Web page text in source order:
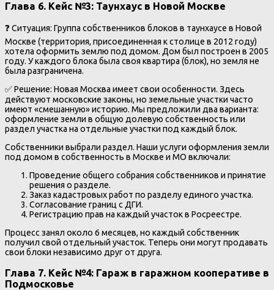
Глава 6. Кейс №3: Таунхаус в Новой Москве
❓ Ситуация: Группа собственников блоков в таунхаусе в Новой
Москве (территория, присоединенная к столице в 2012 году)
хотела оформить землю под домом. Дом был построен в 2005
году. У каждого блока была своя квартира (блок), но земля не
была разграничена.
✅ Решение: Новая Москва имеет свои особенности. Здесь
действуют московские законы, но земельные участки часто
имеют «смешанную» историю. Мы предложили два варианта:
оформление земли в общую долевую собственность или
раздел участка на отдельные участки под каждый блок.
Собственники выбрали раздел. Наши услуги оформления земли
под домом в собственность в Москве и МО включали:
Проведение общего собрания собственников и принятие
решения о разделе.
Заказ кадастровых работ по разделу единого участка.
Согласование границ с ДГИ.
Регистрацию прав на каждый участок в Росреестре.
Процесс занял около 6 месяцев, но каждый собственник
получил свой отдельный участок. Теперь они могут продавать
свои блоки независимо друг от друга.
Глава 7. Кейс №4: Гараж в гаражном кооперативе в
Подмосковье